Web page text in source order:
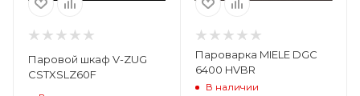
Паровой шкаф V-ZUG
CSTXSLZ60F
Пароварка MIELE DGC
6400 HVBR
В наличии